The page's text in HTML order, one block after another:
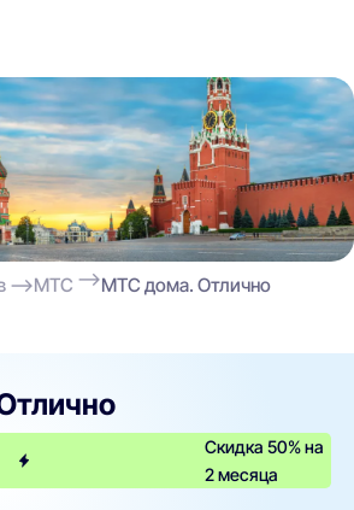
МТС МТС дома. Отлично
Скидка 50% на
2 месяца